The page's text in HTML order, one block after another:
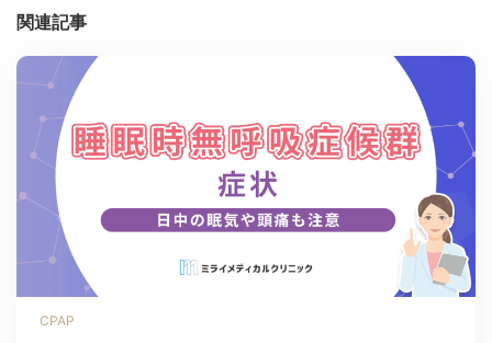
関連記事
CPAP